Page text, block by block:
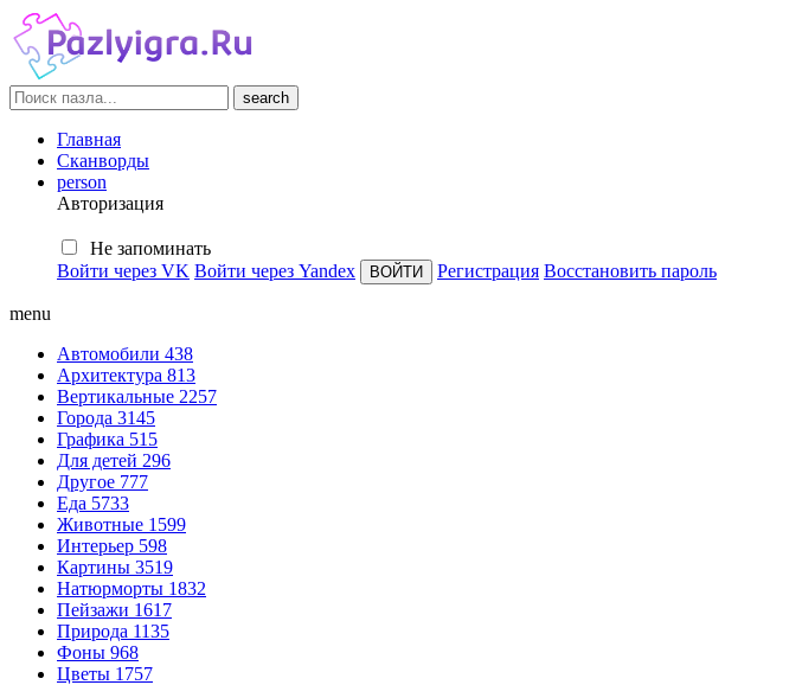
search
Главная
Сканворды
person
Авторизация
Не запоминать
Войти через VK Войти через Yandex Регистрация Восстановить пароль
menu
Автомобили 438
Архитектура 813
Вертикальные 2257
Города 3145
Графика 515
Для детей 296
Другое 777
Еда 5733
Животные 1599
Интерьер 598
Картины 3519
Натюрморты 1832
Пейзажи 1617
Природа 1135
Фоны 968
Цветы 1757